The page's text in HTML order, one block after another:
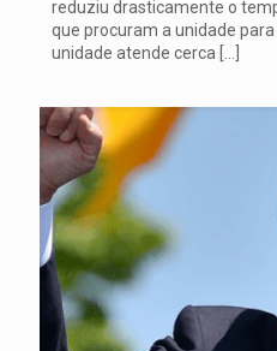
reduziu drasticamente o
que procuram a unidade
unidade atende cerca […]